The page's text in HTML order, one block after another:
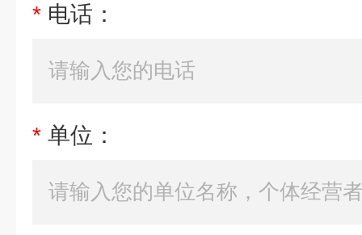
* 电话：
* 单位：